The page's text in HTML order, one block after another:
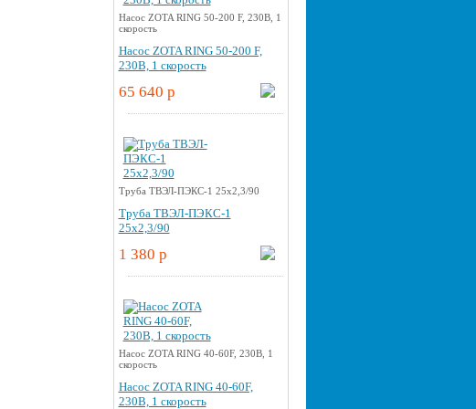
Насос ZOTA RING 50-200 F, 230В, 1
скорость
Насос ZOTA RING 50-200 F,
230В, 1 скорость
65 640 p
Труба ТВЭЛ-ПЭКС-1 25x2,3/90
Труба ТВЭЛ-ПЭКС-1
25x2,3/90
1 380 p
Насос ZOTA RING 40-60F, 230В, 1
скорость
Насос ZOTA RING 40-60F,
230В, 1 скорость